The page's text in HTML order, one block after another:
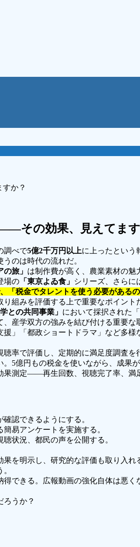
か？
――その効果、見えてま
調べで5億2千万円以上に上ったという
のは時代の流れだ。
の旅」 は制作費が高く、農業素材の
場の 「東京よゐ食」 シリーズ、さらに
「税金でタレントを使う必要がある
組みを評価する上で重要なポイン
との共同事業」 において採択された
産学双方の強みを結び付ける重要な
」「都政ショートドラマ」など多
率で評価し、定期的に満足度調査
5億円もの税金を使いながら、成果
果測定――再生回数、視聴完了率、
認できるようにする。
易アンケートを実施する。
状況、都民の声を公開する。
を明示し、研究的な評価も取り入
できる。広報動画の強化自体は悪
ろうか？